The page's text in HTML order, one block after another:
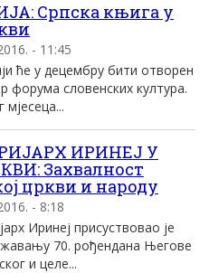
Српска књига у
- 11:45
ће у децембру бити отворен
форума словенских култура.
мјесеца...
ИРИНЕЈ У
Захвалност
цркви и народу
- 8:18
Иринеј присуствовао је
70. рођендана Његове
и целе...